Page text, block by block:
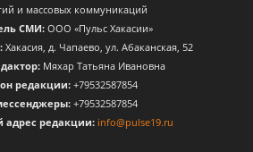
и массовых коммуникаций
СМИ:ООО «Пульс Хакасии»
Хакасия, д. Чапаево, ул. Абаканская, 52
Мяхар Татьяна Ивановна
редакции: +79532587854
+79532587854
адрес редакции: info@pulse19.ru